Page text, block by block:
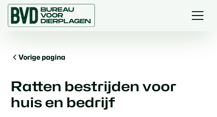
Vorige pagina
Ratten bestrijden voor
huis en bedrijf